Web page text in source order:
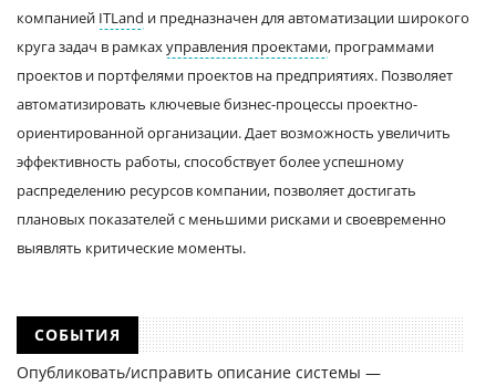
компанией ITLand и предназначен для автоматизации широкого
круга задач в рамкахуправления проектами, программами
проектов и портфелями проектов на предприятиях. Позволяет
автоматизировать ключевые бизнес-процессы проектно-
ориентированной организации. Дает возможность увеличить
эффективность работы, способствует более успешному
распределению ресурсов компании, позволяет достигать
плановых показателей с меньшими рисками и своевременно
выявлять критические моменты.
СОБЫТИЯ
Опубликовать/исправить описание системы —